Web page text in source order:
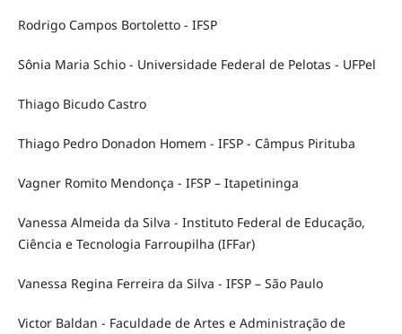
Rodrigo Campos Bortoletto - IFSP
Sônia Maria Schio - Universidade Federal de Pelotas - UFPel
Thiago Bicudo Castro
Thiago Pedro Donadon Homem - IFSP - Câmpus Pirituba
Vagner Romito Mendonça - IFSP – Itapetininga
Vanessa Almeida da Silva - Instituto Federal de Educação,
Ciência e Tecnologia Farroupilha (IFFar)
Vanessa Regina Ferreira da Silva - IFSP – São Paulo
Victor Baldan - Faculdade de Artes e Administração de